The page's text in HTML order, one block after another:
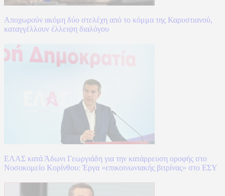
Αποχωρούν ακόμη δύο στελέχη από το κόμμα της Καρυστιανού,
καταγγέλλουν έλλειψη διαλόγου
ΕΛΑΣ κατά Άδωνι Γεωργιάδη για την κατάρρευση οροφής στο
Νοσοκομείο Κορίνθου: Έργα «επικοινωνιακής βιτρίνας» στο ΕΣΥ